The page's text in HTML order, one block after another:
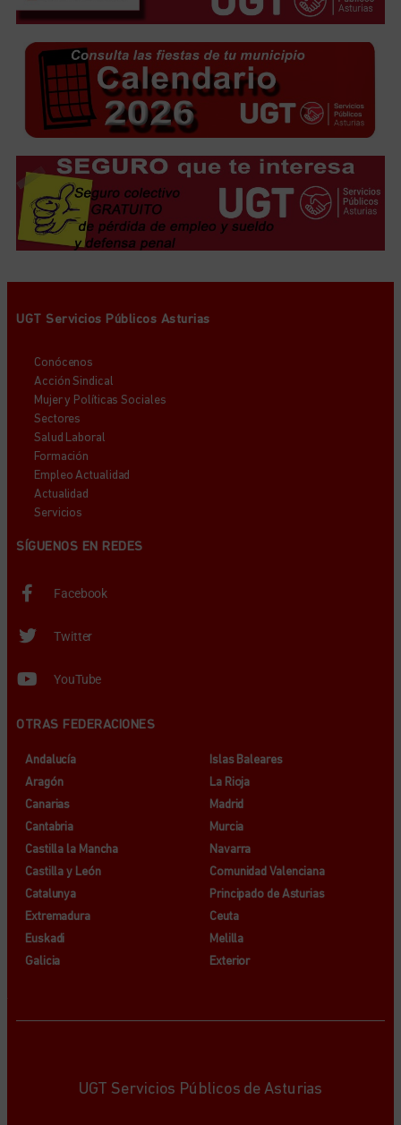
UGT Servicios Públicos Asturias
Conócenos
Acción Sindical
Mujer y Políticas Sociales
Sectores
Salud Laboral
Formación
Empleo Actualidad
Actualidad
Servicios
SÍGUENOS EN REDES
Facebook
Twitter
YouTube
OTRAS FEDERACIONES
Andalucía
Aragón
Canarias
Cantabria
Castilla la Mancha
Castilla y León
Catalunya
Extremadura
Euskadi
Galicia
Islas Baleares
La Rioja
Madrid
Murcia
Navarra
Comunidad Valenciana
Principado de Asturias
Ceuta
Melilla
Exterior
UGT Servicios Públicos de Asturias